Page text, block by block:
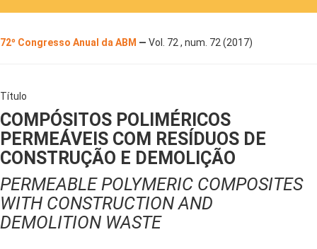
72º Congresso Anual da ABM — Vol. 72 , num. 72 (2017)
Título
COMPÓSITOS POLIMÉRICOS
PERMEÁVEIS COM RESÍDUOS DE
CONSTRUÇÃO E DEMOLIÇÃO
PERMEABLE POLYMERIC COMPOSITES
WITH CONSTRUCTION AND
DEMOLITION WASTE